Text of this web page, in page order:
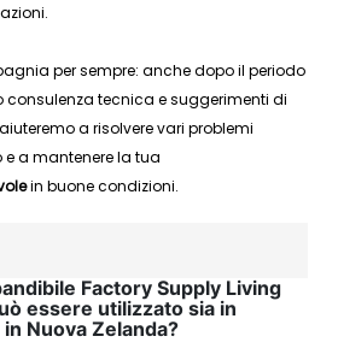
per sempre: anche dopo il periodo
consulenza tecnica e suggerimenti di
a risolvere vari problemi
a mantenere la tua
in buone condizioni.
Factory Supply Living
essere utilizzato sia in
Nuova Zelanda?